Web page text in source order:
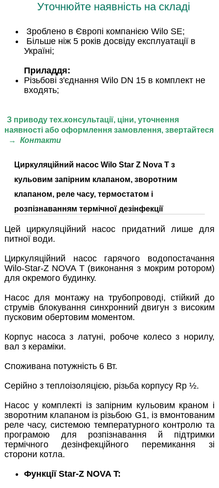
Уточнюйте наявність на складі
Зроблено в Європі компанією Wilo SE;
Більше ніж 5 років досвіду експлуатації в
Україні;
Приладдя:
Різьбові з'єднання Wilo DN 15 в комплект не
входять;
З приводу тех.консультації, ціни, уточнення
наявності або оформлення замовлення, звертайтеся
→
Контакти
Циркуляційний насос Wilo Star Z NovaT з
кульовим запірним клапаном, зворотним
клапаном, реле часу, термостатом і
розпізнаванням термічної дезінфекції
Цей циркуляційний насос придатний лише для
питної води.
Циркуляційний насос гарячого водопостачання
Wilo-Star-Z NOVA T (виконання з мокрим ротором)
для окремого будинку.
Насос для монтажу на трубопроводі, стійкий до
струмів блокування синхронний двигун з високим
пусковим обертовим моментом.
Корпус насоса з латуні, робоче колесо з норилу,
вал з кераміки.
Споживана потужність 6 Вт.
Серійно з теплоізоляцією, різьба корпусу Rp ½.
Насос у комплекті із запірним кульовим краном і
зворотним клапаном із різьбою G1, із вмонтованим
реле часу, системою температурного контролю та
програмою для розпізнавання й підтримки
термічного дезінфекційного перемикання зі
сторони котла.
Функції Star-Z NOVA T: